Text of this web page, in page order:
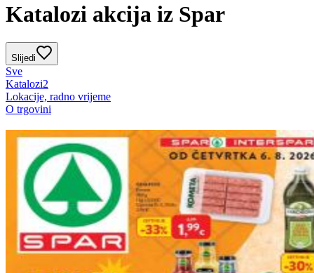
Katalozi akcija iz Spar
Slijedi
Sve
Katalozi2
Lokacije, radno vrijeme
O trgovini